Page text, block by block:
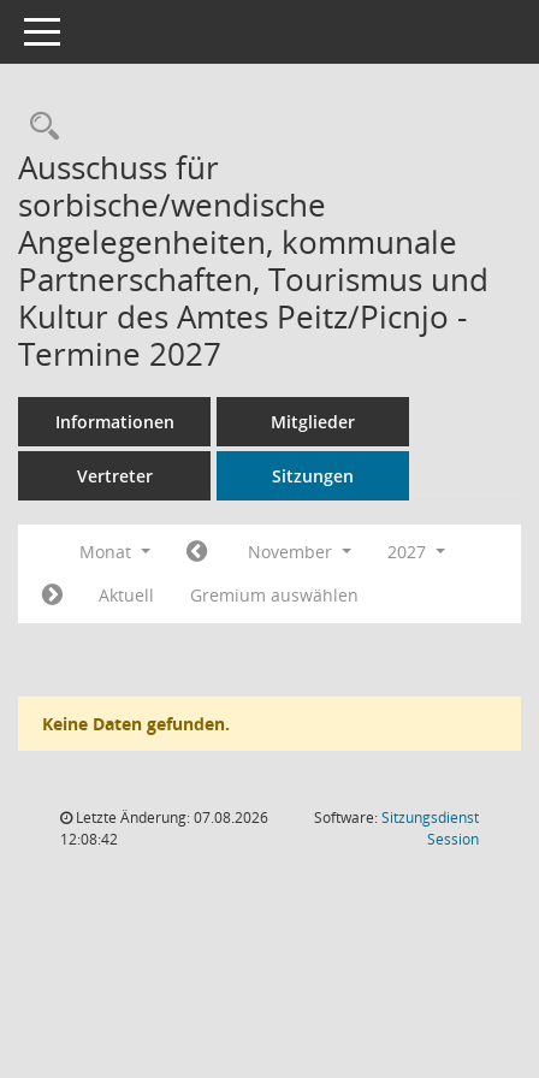
Toggle navigation
Rechercheauswahl
Ausschuss für
sorbische/wendische
Angelegenheiten, kommunale
Partnerschaften, Tourismus und
Kultur des Amtes Peitz/Picnjo -
Termine 2027
Informationen Mitglieder
Vertreter Sitzungen
Monat November
2027
Aktuell
Gremium auswählen
Keine Daten gefunden.
Letzte Änderung: 07.08.2026
12:08:42
Software:Sitzungsdienst
Session(Wird in